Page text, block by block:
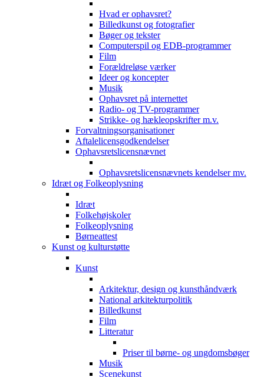
Hvad er ophavsret?
Billedkunst og fotografier
Bøger og tekster
Computerspil og EDB-programmer
Film
Forældreløse værker
Ideer og koncepter
Musik
Ophavsret på internettet
Radio- og TV-programmer
Strikke- og hækleopskrifter m.v.
Forvaltningsorganisationer
Aftalelicensgodkendelser
Ophavsretslicensnævnet
Ophavsretslicensnævnets kendelser mv.
Idræt og Folkeoplysning
Idræt
Folkehøjskoler
Folkeoplysning
Børneattest
Kunst og kulturstøtte
Kunst
Arkitektur, design og kunsthåndværk
National arkitekturpolitik
Billedkunst
Film
Litteratur
Priser til børne- og ungdomsbøger
Musik
Scenekunst